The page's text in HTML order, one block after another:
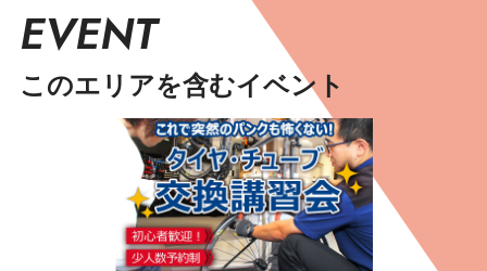
EVENT
このエリアを含むイベント